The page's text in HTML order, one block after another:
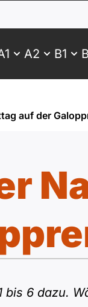
A2 B1
auf der
bis 6 dazu.